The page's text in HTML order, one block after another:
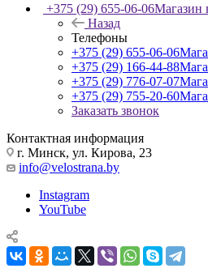
+375 (29) 655-06-06Магазин
Назад
Телефоны
+375 (29) 655-06-06
+375 (29) 166-44-88
+375 (29) 776-07-07
+375 (29) 755-20-60
Заказать звонок
Контактная информация
г. Минск, ул. Кирова, 23
info@velostrana.by
Instagram
YouTube